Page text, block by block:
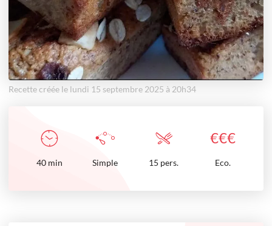
Recette créée le lundi 15 septembre 2025 à 20h34
€€€
40 min Simple 15 pers. Eco.